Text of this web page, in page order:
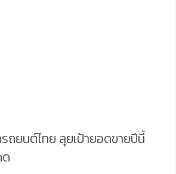
ถยนต์ไทย ลุยเป้ายอดขายปีนี้
ด